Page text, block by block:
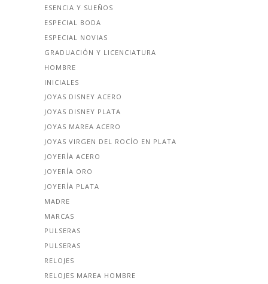
ESENCIA Y SUEÑOS
ESPECIAL BODA
ESPECIAL NOVIAS
GRADUACIÓN Y LICENCIATURA
HOMBRE
INICIALES
JOYAS DISNEY ACERO
JOYAS DISNEY PLATA
JOYAS MAREA ACERO
JOYAS VIRGEN DEL ROCÍO EN PLATA
JOYERÍA ACERO
JOYERÍA ORO
JOYERÍA PLATA
MADRE
MARCAS
PULSERAS
PULSERAS
RELOJES
RELOJES MAREA HOMBRE